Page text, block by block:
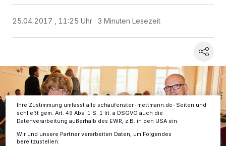
25.04.2017 , 11:25 Uhr 3 Minuten Lesezeit
Wir und unsere218-Partner speichern und greifen auf
Kennungen auf Ihrem Gerät zu. Durch Auswahl von OK aktivieren Sie
verarbeiten Daten, um Ihnen Dienste bereitzustellen“ aufgeführten
Anzeigen möglicherweise nicht mehr so relevant für Sie. Sie können
ändern oder Ihre Einwilligung zu widerrufen, indem Sie auf den Link
Einstellungen oder Ablehnen am unteren Rand der Webseite klicken.
Ihre Einstellungen gelten innerhalb unseres Website. Weitere
Informationen finden Sie in unserer Datenschutzerklärung.
Ihre Zustimmung umfasst alle schaufenster-mettmann.de-Seiten und
schließt gem. Art. 49 Abs. 1 S. 1 lit. a DSGVO auch die
Datenverarbeitung außerhalb des EWR, z.B. in den USA ein.
Wir und unsere Partner verarbeiten Daten, um Folgendes
bereitzustellen: